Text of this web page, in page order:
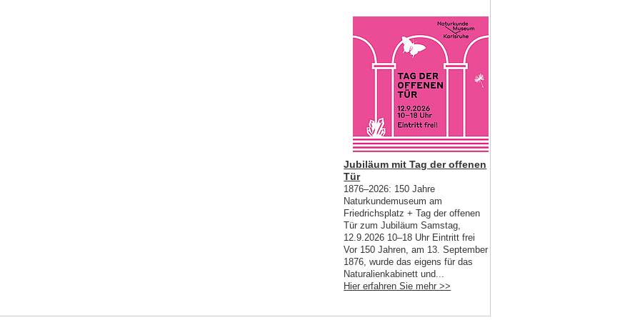
Jubiläum mit Tag der offenen
Tür
1876–2026: 150 Jahre
Naturkundemuseum am
Friedrichsplatz + Tag der offenen
Tür zum Jubiläum Samstag,
12.9.2026 10–18 Uhr Eintritt frei
Vor 150 Jahren, am 13. September
1876, wurde das eigens für das
Naturalienkabinett und...
Hier erfahren Sie mehr >>